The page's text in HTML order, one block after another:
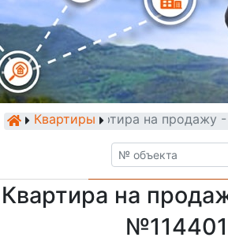
КвартирыКвартира на продажу
Квартира на
№114401